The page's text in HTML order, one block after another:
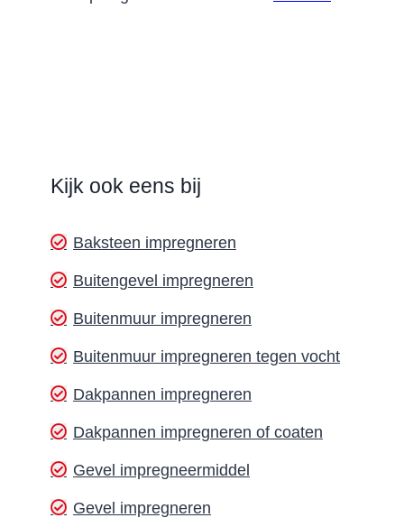
Kijk ook eens bij
Baksteen impregneren
Buitengevel impregneren
Buitenmuur impregneren
Buitenmuur impregneren tegen vocht
Dakpannen impregneren
Dakpannen impregneren of coaten
Gevel impregneermiddel
Gevel impregneren